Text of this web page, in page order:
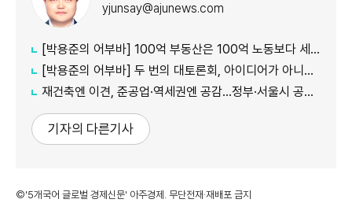
yjunsay@ajunews.com
[박용준의 어부바] 100억 부동산은 100억 노동보다 세금을 덜 낼까
[박용준의 어부바] 두 번의 대토론회, 아이디어가 아니라 결론이 듣고 싶다
재건축엔 이견, 준공업·역세권엔 공감…정부·서울시 공급책 '동상이몽'
기자의 다른기사
©'5개국어 글로벌 경제신문' 아주경제. 무단전재·재배포 금지